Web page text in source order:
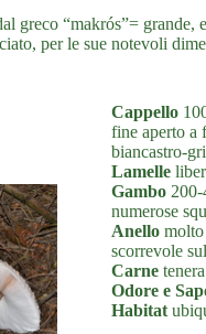
greco “makrós”=
per le sue notevoli
Cappello
fine aperto a
biancastro-
Lamelle
Gambo
numerose
Anello molto
scorrevole
Carne
Odore e
Habitat